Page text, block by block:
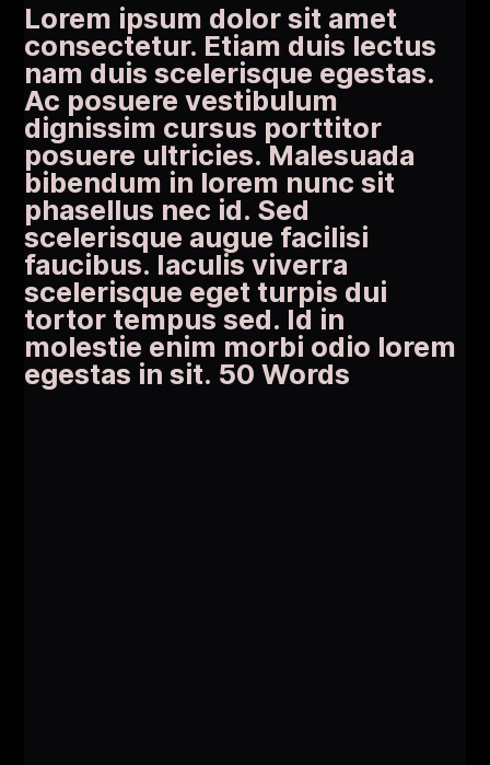
Lorem ipsum dolor sit amet
consectetur. Etiam duis lectus
nam duis scelerisque egestas.
Ac posuere vestibulum
dignissim cursus porttitor
posuere ultricies. Malesuada
bibendum in lorem nunc sit
phasellus nec id. Sed
scelerisque augue facilisi
faucibus. Iaculis viverra
scelerisque eget turpis dui
tortor tempus sed. Id in
molestie enim morbi odio lorem
egestas in sit. 50 Words